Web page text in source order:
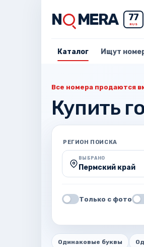
N MERA 77
RUS
Каталог Ищут
Все номера продаются
Купить
РЕГИОН ПОИСКА
ВЫБРАНО
Пермский край
Только с фото
Одинаковые буквы